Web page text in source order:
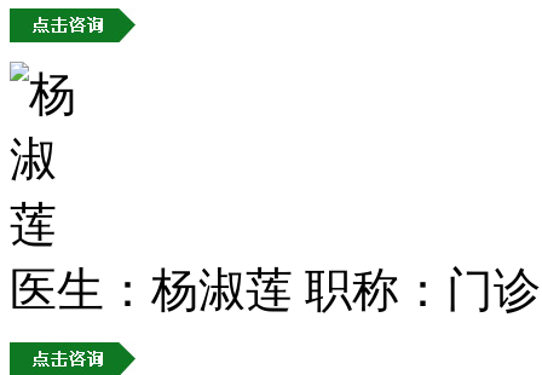
医生：杨淑莲 职称：门